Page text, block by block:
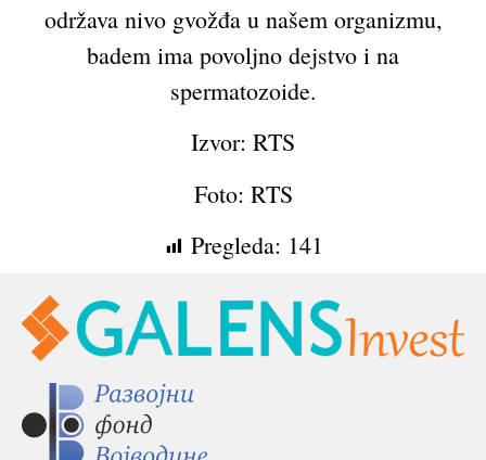
održava nivo gvožđa u našem organizmu,
badem ima povoljno dejstvo i na
spermatozoide.
Izvor: RTS
Foto: RTS
Pregleda: 141